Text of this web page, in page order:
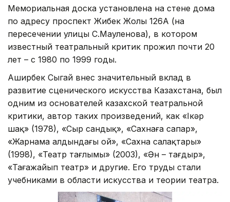
Мемориальная доска установлена на стене дома
по адресу проспект Жибек Жолы 126А (на
пересечении улицы С.Мауленова), в котором
известный театральный критик прожил почти 20
лет – с 1980 по 1999 годы.
Аширбек Сыгай внес значительный вклад в
развитие сценического искусства Казахстана, был
одним из основателей казахской театральной
критики, автор таких произведений, как «Іңкәр
шақ» (1978), «Сыр сандық», «Сахнаға сапар»,
«Жарнама алдындағы ой», «Сахна саңлақтары»
(1998), «Театр тағлымы» (2003), «Ән – тағдыр»,
«Таңғажайып театр» и другие. Его труды стали
учебниками в области искусства и теории театра.